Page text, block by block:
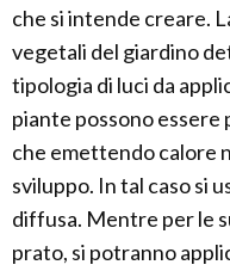
che si intende creare.
vegetali del giardino
tipologia di luci da
piante possono essere
che emettendo calore
sviluppo. In tal caso si
diffusa. Mentre per le
prato, si potranno